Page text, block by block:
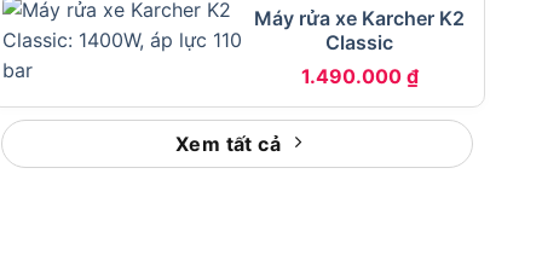
Máy rửa xe Karcher K2
Classic
1.490.000 ₫
Xem tất cả